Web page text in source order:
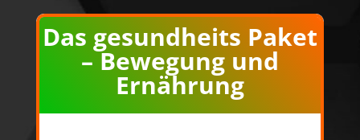
Das gesundheits Paket
– Bewegung und
Ernährung